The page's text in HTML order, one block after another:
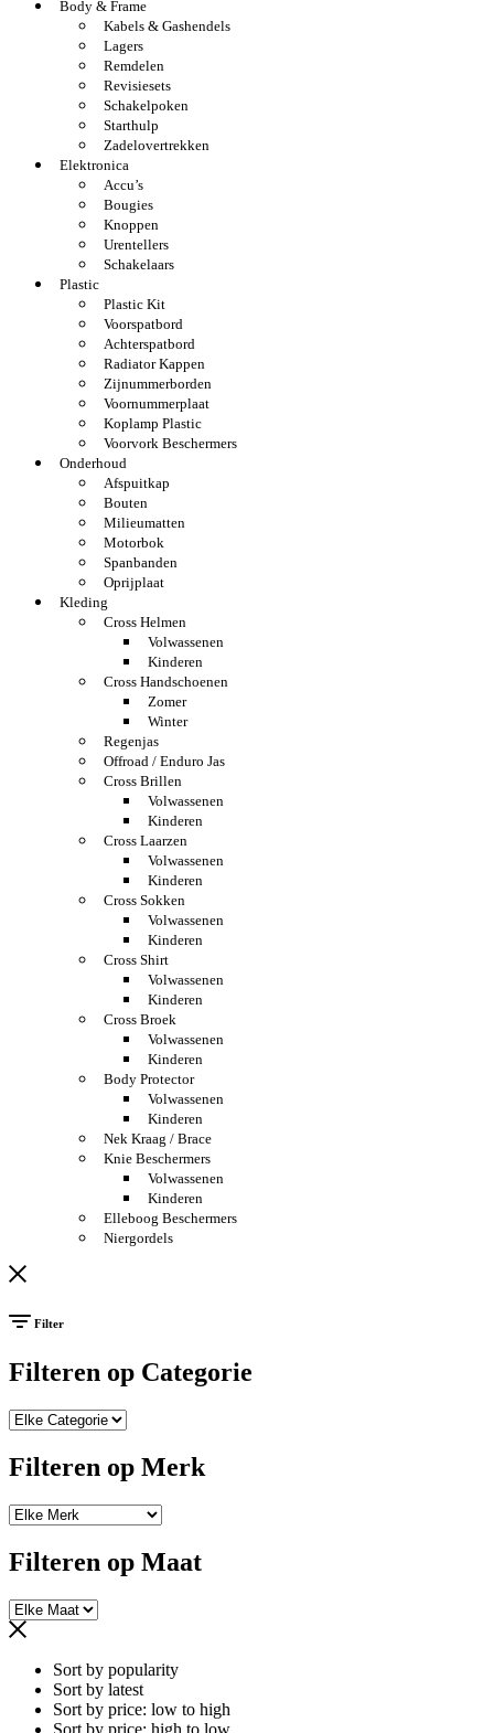
Body & Frame
Kabels & Gashendels
Lagers
Remdelen
Revisiesets
Schakelpoken
Starthulp
Zadelovertrekken
Elektronica
Accu’s
Bougies
Knoppen
Urentellers
Schakelaars
Plastic
Plastic Kit
Voorspatbord
Achterspatbord
Radiator Kappen
Zijnummerborden
Voornummerplaat
Koplamp Plastic
Voorvork Beschermers
Onderhoud
Afspuitkap
Bouten
Milieumatten
Motorbok
Spanbanden
Oprijplaat
Kleding
Cross Helmen
Volwassenen
Kinderen
Cross Handschoenen
Zomer
Winter
Regenjas
Offroad / Enduro Jas
Cross Brillen
Volwassenen
Kinderen
Cross Laarzen
Volwassenen
Kinderen
Cross Sokken
Volwassenen
Kinderen
Cross Shirt
Volwassenen
Kinderen
Cross Broek
Volwassenen
Kinderen
Body Protector
Volwassenen
Kinderen
Nek Kraag / Brace
Knie Beschermers
Volwassenen
Kinderen
Elleboog Beschermers
Niergordels
Filter
Filteren op Categorie
Filteren op Merk
Filteren op Maat
Sort by popularity
Sort by latest
Sort by price: low to high
Sort by price: high to low